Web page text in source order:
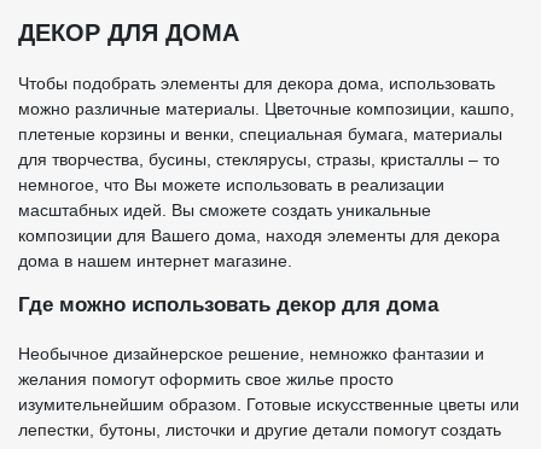
ДЕКОР ДЛЯ ДОМА
Чтобы подобрать элементы для декора дома, использовать
можно различные материалы. Цветочные композиции, кашпо,
плетеные корзины и венки, специальная бумага, материалы
для творчества, бусины, стеклярусы, стразы, кристаллы – то
немногое, что Вы можете использовать в реализации
масштабных идей. Вы сможете создать уникальные
композиции для Вашего дома, находя элементы для декора
дома в нашем интернет магазине.
Где можно использовать декор для дома
Необычное дизайнерское решение, немножко фантазии и
желания помогут оформить свое жилье просто
изумительнейшим образом. Готовые искусственные цветы или
лепестки, бутоны, листочки и другие детали помогут создать